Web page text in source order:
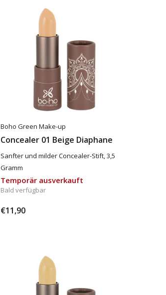
Boho Green Make-up
Concealer 01 Beige Diaphane
Sanfter und milder Concealer-Stift, 3,5
Gramm
Temporär ausverkauft
Bald verfügbar
€11,90